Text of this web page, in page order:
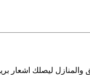
ليصلك اشعار